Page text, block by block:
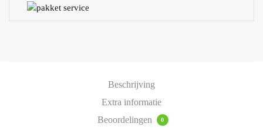
Beschrijving
Extra informatie
Beoordelingen
0